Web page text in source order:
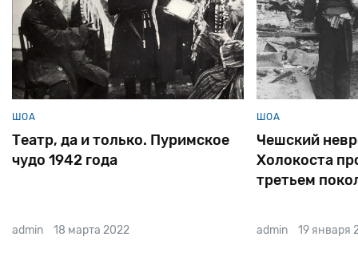
ШОА
Театр, да и только. Пуримское
чудо 1942 года
admin 18 марта 2022
ШОА
Чешский
Холокоста
третьем
admin 19 января